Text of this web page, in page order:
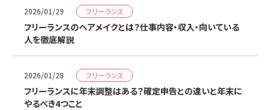
2026/01/29 フリーランス
フリーランスのヘアメイクとは？仕事内容・収入・向いている
人を徹底解説
2026/01/28 フリーランス
フリーランスに年末調整はある？確定申告との違いと年末に
やるべき4つこと